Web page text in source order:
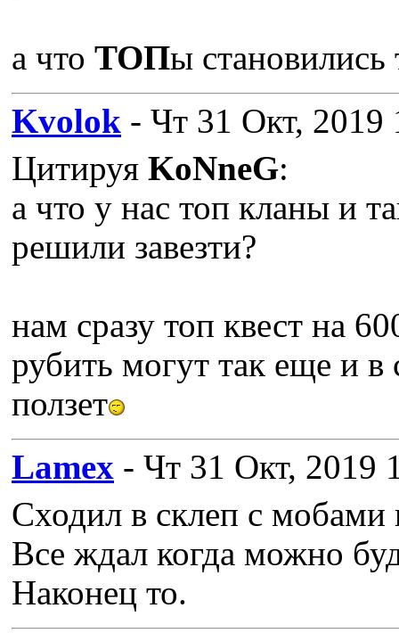
а что ТОПы
Kvolok - Чт 31 Окт, 2019
Цитируя KoNneG:
а что у нас топ кланы и
решили завезти?
нам сразу топ квест на
рубить могут так еще и
ползет
Lamex - Чт 31 Окт, 2019
Сходил в склеп с
Все ждал когда можно
Наконец то.